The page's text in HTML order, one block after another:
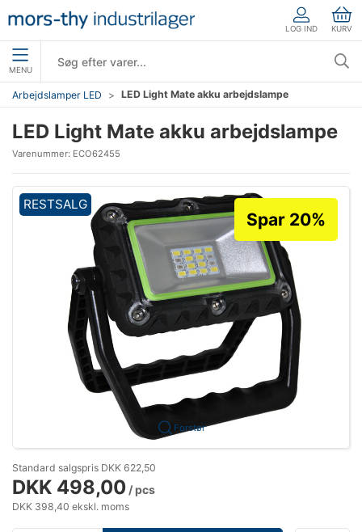
LOG IND KURV
MENU
Arbejdslamper LED LED Light Mate akku arbejdslampe
LED Light Mate akku arbejdslampe
Varenummer: ECO62455
RESTSALG
Forstør
Spar 20%
Standard salgspris DKK 622,50
DKK 498,00 / pcs
DKK 398,40 ekskl. moms